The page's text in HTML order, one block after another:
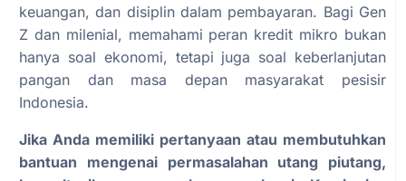
keuangan, dan disiplin dalam pembayaran. Bagi Gen
Z dan milenial, memahami peran kredit mikro bukan
hanya soal ekonomi, tetapi juga soal keberlanjutan
pangan dan masa depan masyarakat pesisir
Indonesia.
Jika Anda memiliki pertanyaan atau membutuhkan
bantuan mengenai permasalahan utang piutang,